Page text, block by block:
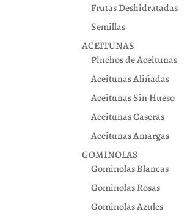
Frutas Deshidratadas
Semillas
ACEITUNAS
Pinchos de Aceitunas
Aceitunas Aliñadas
Aceitunas Sin Hueso
Aceitunas Caseras
Aceitunas Amargas
GOMINOLAS
Gominolas Blancas
Gominolas Rosas
Gominolas Azules